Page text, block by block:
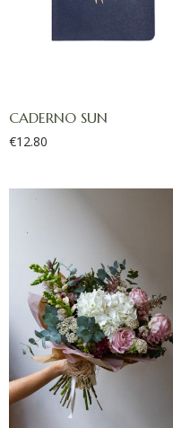
CADERNO SUN
€12.80